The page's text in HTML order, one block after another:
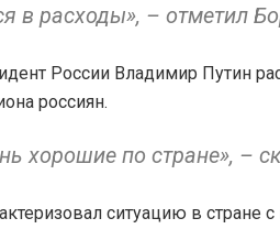
в расходы», – отметил
России Владимир Путин
россиян.
хорошие по стране», –
ситуацию в стране